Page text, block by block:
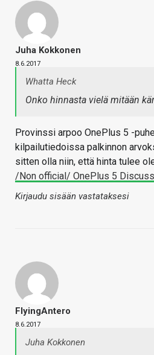
Juha Kokkonen
8.6.2017
Whatta Heck
Onko hinnasta vielä mitään
Provinssi arpoo OnePlus 5 -
kilpailutiedoissa palkinnon
sitten olla niin, että hinta tulee
/Non official/ OnePlus 5
Kirjaudu sisään vastataksesi
FlyingAntero
8.6.2017
Juha Kokkonen